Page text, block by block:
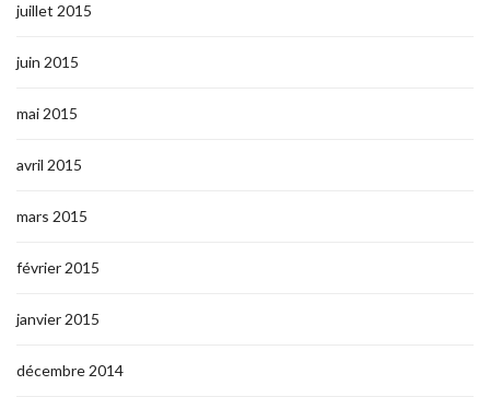
juillet 2015
juin 2015
mai 2015
avril 2015
mars 2015
février 2015
janvier 2015
décembre 2014